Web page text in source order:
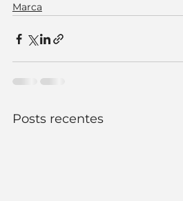
Marca
Posts recentes